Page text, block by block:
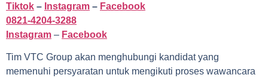
Tiktok – Instagram – Facebook
0821-4204-3288
Instagram – Facebook
Tim VTC Group akan menghubungi kandidat yang
memenuhi persyaratan untuk mengikuti proses wawancara